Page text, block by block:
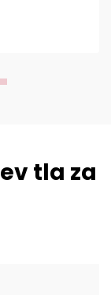
radi,
tla za